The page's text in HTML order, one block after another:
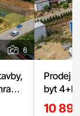
6
Prodej
byt
sklepa
10